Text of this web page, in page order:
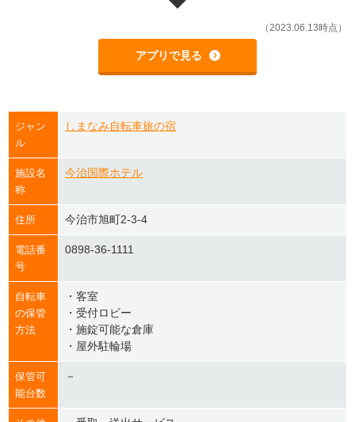
（2023.06.13時点）
アプリで見る
ジャン
ル
しまなみ自転車旅の宿
施設名
称
今治国際ホテル
住所 今治市旭町2-3-4
電話番
号
0898-36-1111
自転車
の保管
方法
・客室
・受付ロビー
・施錠可能な倉庫
・屋外駐輪場
保管可
能台数
－